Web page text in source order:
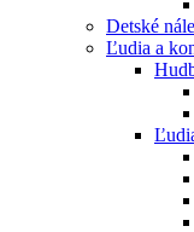
Detské
Ľudia a